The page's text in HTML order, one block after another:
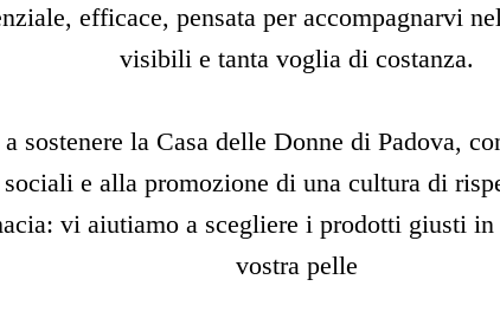
efficace, pensata per accompagnarvi
visibili e tanta voglia di costanza.
sostenere la Casa delle Donne di Padova,
e alla promozione di una cultura di
vi aiutiamo a scegliere i prodotti giusti in
vostra pelle